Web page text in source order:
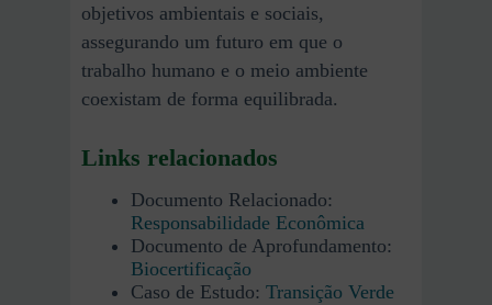
objetivos ambientais e sociais,
assegurando um futuro em que o
trabalho humano e o meio ambiente
coexistam de forma equilibrada.
Links relacionados
Documento Relacionado:
Responsabilidade Econômica
Documento de Aprofundamento:
Biocertificação
Caso de Estudo: Transição Verde